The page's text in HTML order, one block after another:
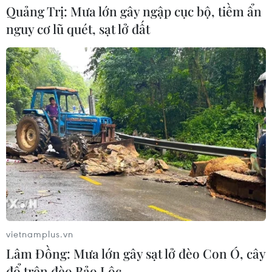
Dắt chó đi dạo không đúng quy
định, bị phạt đến 2 triệu đồng?
08/08/2026 04:16
CHUYỆN TUẦN QUA: Cảnh
báo nạn "giang hồ mạng” kéo những
hệ lụy ảo tràn ra đời thực
08/08/2026 04:00
Quảng Trị triệt phá đường dây vận
chuyển hơn 210kg vật liệu nổ
08/08/2026 01:59
Quảng Trị: Mưa lớn gây ngập cục bộ, tiềm ẩn
nguy cơ lũ quét, sạt lở đất
vietnamplus.vn
Lâm Đồng: Mưa lớn gây sạt lở đèo Con Ó, cây